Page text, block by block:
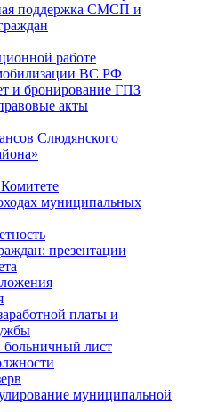
поддержка СМСП и
работе
ВС РФ
и бронирование ГПЗ
акты
Слюдянского
муниципальных
презентации
платы и
лист
муниципальной